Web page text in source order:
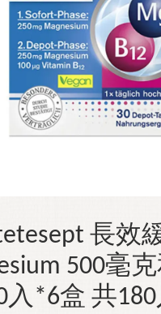
長效
500毫
入*6盒 共180